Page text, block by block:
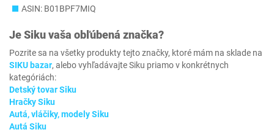
ASIN: B01BPF7MIQ
JeSikuvaša obľúbená značka?
Pozrite sa na všetky produkty tejto značky, ktoré mám na sklade na
SIKU bazar, alebo vyhľadávajte Siku priamo v konkrétnych
kategóriách:
Detský tovar Siku
Hračky Siku
Autá, vláčiky, modely Siku
Autá Siku